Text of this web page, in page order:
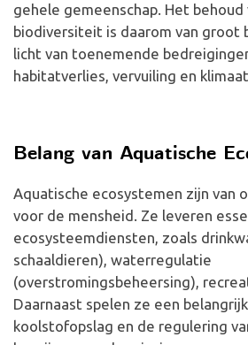
gehele gemeenschap. Het behoud
biodiversiteit is daarom van groot
licht van toenemende
habitatverlies, vervuiling en
Belang van Aquatische
Aquatische ecosystemen zijn van
voor de mensheid. Ze leveren
ecosysteemdiensten, zoals
schaaldieren), waterregulatie
(overstromingsbeheersing),
Daarnaast spelen ze een
koolstofopslag en de regulering